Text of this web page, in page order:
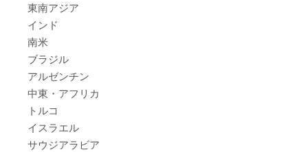
東南アジア
インド
南米
ブラジル
アルゼンチン
中東・アフリカ
トルコ
イスラエル
サウジアラビア